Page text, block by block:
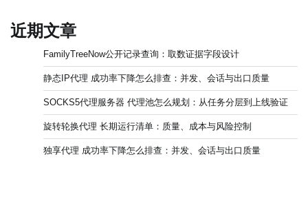
近期文章
FamilyTreeNow公开记录查询：取数证据字段设计
静态IP代理 成功率下降怎么排查：并发、会话与出口质量
SOCKS5代理服务器 代理池怎么规划：从任务分层到上线验证
旋转轮换代理 长期运行清单：质量、成本与风险控制
独享代理 成功率下降怎么排查：并发、会话与出口质量